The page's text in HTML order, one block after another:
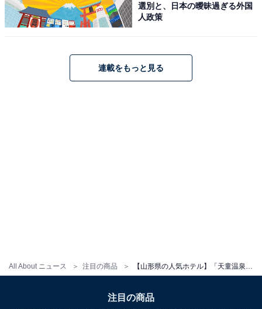
All About ニュース 注目の商品
アクセス・料金・宿泊情報は？
所在地：〒994-0025 山形県天童市鎌田本町1-1-30
チェックアウト：10:00
※プランにより時間が異なる可能性があります
選別と、日本の曖昧過ぎる外国
人政策
連載をもっと見る
注目の商品